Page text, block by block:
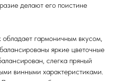
делают его поистине
гармоничным вкусом,
яркие цветочные
слегка пряный
винными характеристиками.